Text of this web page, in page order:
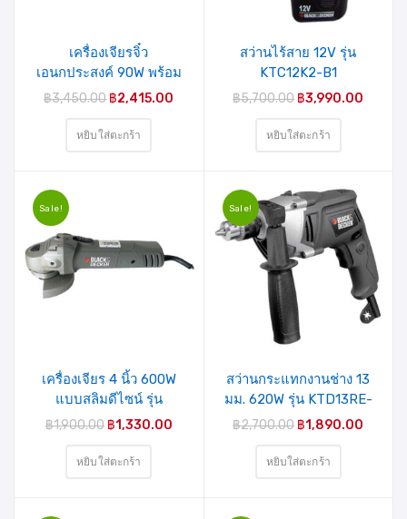
เครื่องเจียรจิ๋ว
เอนกประสงค์ 90W พร้อม
สายอ่อน รุ่น RTX1VP-B1
฿3,450.00 ฿2,415.00
หยิบใส่ตะกร้า
สว่านไร้สาย 12V รุ่น
KTC12K2-B1
BLACK&DECKER
฿5,700.00 ฿3,990.00
หยิบใส่ตะกร้า
Sale!
เครื่องเจียร 4 นิ้ว 600W
แบบสลิมดีไซน์ รุ่น
KTG200-B1
฿1,900.00 ฿1,330.00
หยิบใส่ตะกร้า
Sale!
สว่านกระแทกงานช่าง 13
มม. 620W รุ่น KTD13RE-
B1 BLACK&DECKER
฿2,700.00 ฿1,890.00
หยิบใส่ตะกร้า